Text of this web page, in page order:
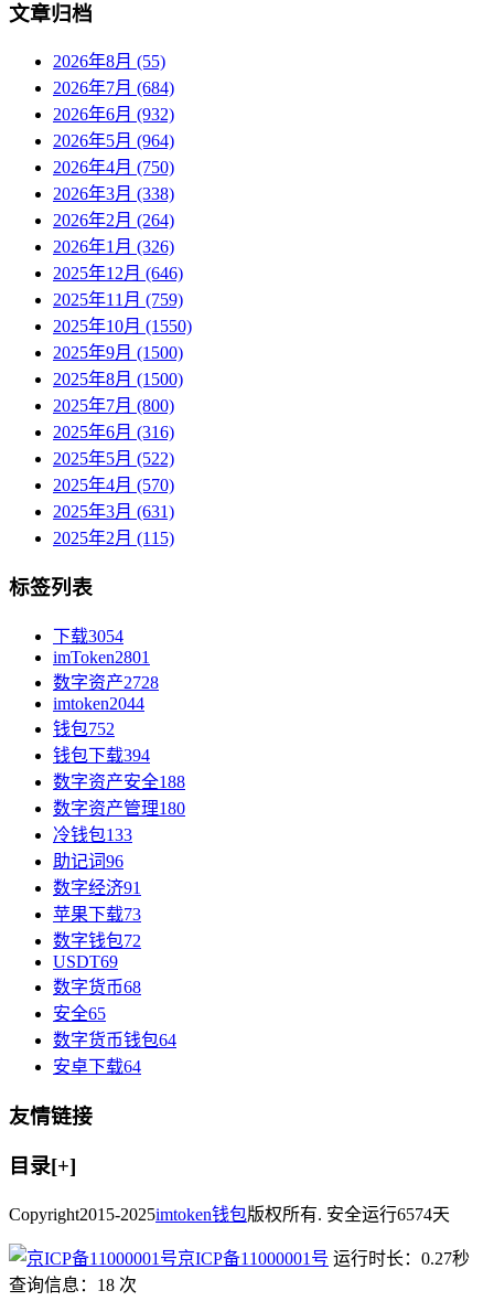
文章归档
2026年8月 (55)
2026年7月 (684)
2026年6月 (932)
2026年5月 (964)
2026年4月 (750)
2026年3月 (338)
2026年2月 (264)
2026年1月 (326)
2025年12月 (646)
2025年11月 (759)
2025年10月 (1550)
2025年9月 (1500)
2025年8月 (1500)
2025年7月 (800)
2025年6月 (316)
2025年5月 (522)
2025年4月 (570)
2025年3月 (631)
2025年2月 (115)
标签列表
下载3054
imToken2801
数字资产2728
imtoken2044
钱包752
钱包下载394
数字资产安全188
数字资产管理180
冷钱包133
助记词96
数字经济91
苹果下载73
数字钱包72
USDT69
数字货币68
安全65
数字货币钱包64
安卓下载64
友情链接
目录[+]
Copyright2015-2025imtoken钱包版权所有. 安全运行6574天
京ICP备11000001号 运行时长：0.27秒
查询信息：18 次